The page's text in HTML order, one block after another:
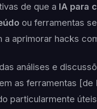
de que a IA para
ou ferramentas
a aprimorar hacks
análises e
as ferramentas [de
particularmente